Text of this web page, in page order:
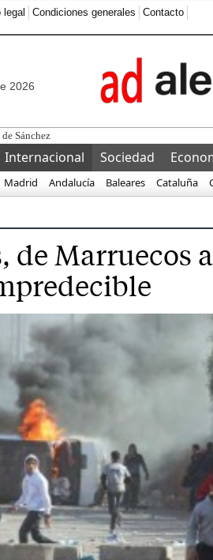
legal Condiciones generales Contacto
2026
Sánchez
Internacional Sociedad
Madrid Andalucía Baleares Cataluña
de Marruecos